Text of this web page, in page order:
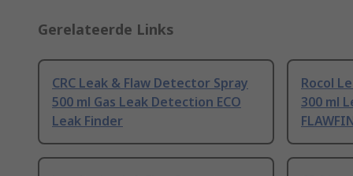
Gerelateerde Links
CRC Leak & Flaw Detector Spray
500 ml Gas Leak Detection ECO
Leak Finder
Rocol
300 ml